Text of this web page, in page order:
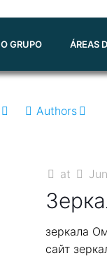
O GRUPO ÁREAS
Authors
at
зеркала
сайт